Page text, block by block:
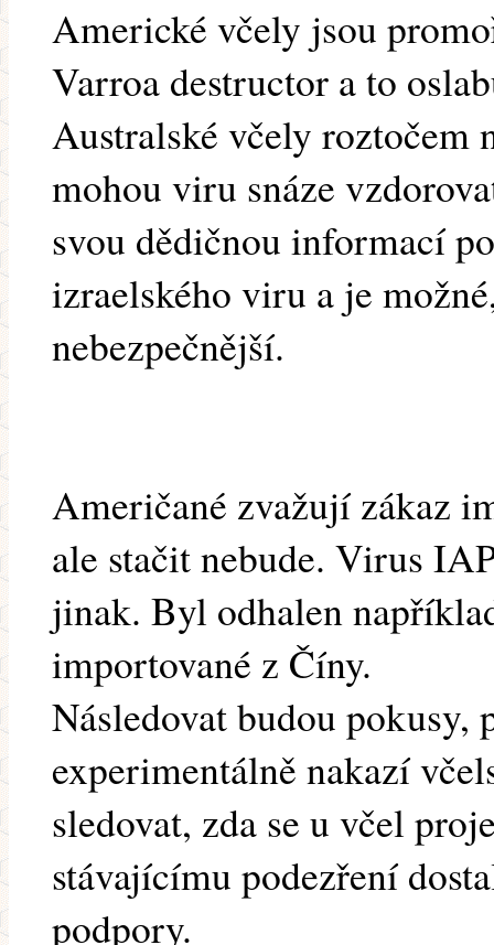
Americké včely jsou
Varroa destructor a to
Australské včely roztočem
mohou viru snáze
svou dědičnou informací
izraelského viru a je
nebezpečnější.
Američané zvažují zákaz
ale stačit nebude. Virus
jinak. Byl odhalen
importované z Číny.
Následovat budou pokusy,
experimentálně nakazí
sledovat, zda se u včel
stávajícímu podezření
podpory.